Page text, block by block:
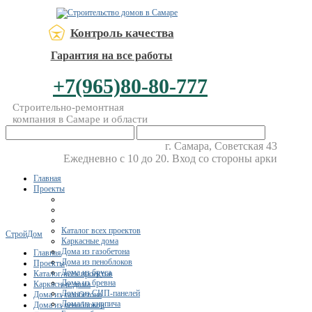
Контроль качества
Гарантия на все работы
+7(965)80-80-777
Строительно-ремонтная
компания в Самаре и области
г. Самара, Советская 43
Ежедневно с 10 до 20. Вход со стороны арки
Главная
Проекты
Каталог всех проектов
Каркасные дома
Дома из газобетона
Дома из пеноблоков
Дома из бруса
Дома из бревна
Дома из СИП-панелей
Дома из кирпича
СтройДом
Главная
Проекты
Каталог всех проектов
Каркасные дома
Дома из газобетона
Дома из пеноблоков